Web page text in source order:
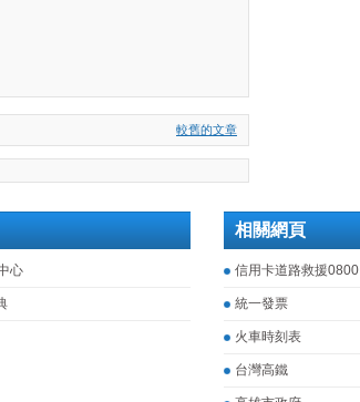
較舊的文章
心
相關網頁
信用卡道路救援0800
統一發票
火車時刻表
台灣高鐵